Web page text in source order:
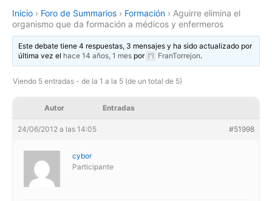
Inicio › Foro de Summarios › Formación › Aguirre elimina el
organismo que da formación a médicos y enfermeros
Este debate tiene 4 respuestas, 3 mensajes y ha sido actualizado por
última vez el hace 14 años, 1 mes por FranTorrejon.
Viendo 5 entradas - de la 1 a la 5 (de un total de 5)
Autor Entradas
24/06/2012 a las 14:05 #51998
cybor
Participante